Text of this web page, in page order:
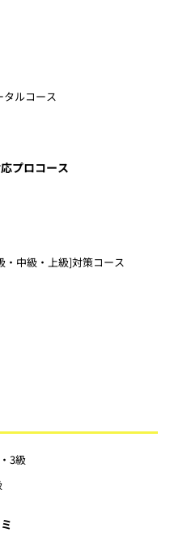
ルコース
プロコース
・中級・上級]対策コース
3級